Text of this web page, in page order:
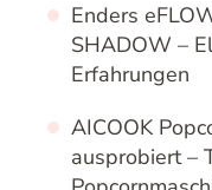
Enders
SHADOW –
Erfahrungen
AICOOK
ausprobiert –